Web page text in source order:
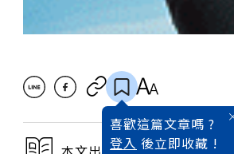
喜歡這篇文章嗎 ?
登入 後立即收藏 !